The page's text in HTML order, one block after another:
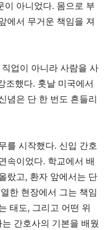
이 아니었다. 몸으로 부
에서 무거운 책임을 져
업이 아니라 사람을 사
조했다. 훗날 미국에서
념은 단 한 번도 흔들리
를 시작했다. 신입 간호
속이었다. 학교에서 배
랐고, 환자 앞에서는 단
한 현장에서 그는 책임
태도, 그리고 어떤 위
간호사의 기본을 배웠